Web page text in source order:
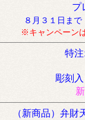
プ
８月３１日まで
※キャンペーン
特
彫刻
（新商品）弁